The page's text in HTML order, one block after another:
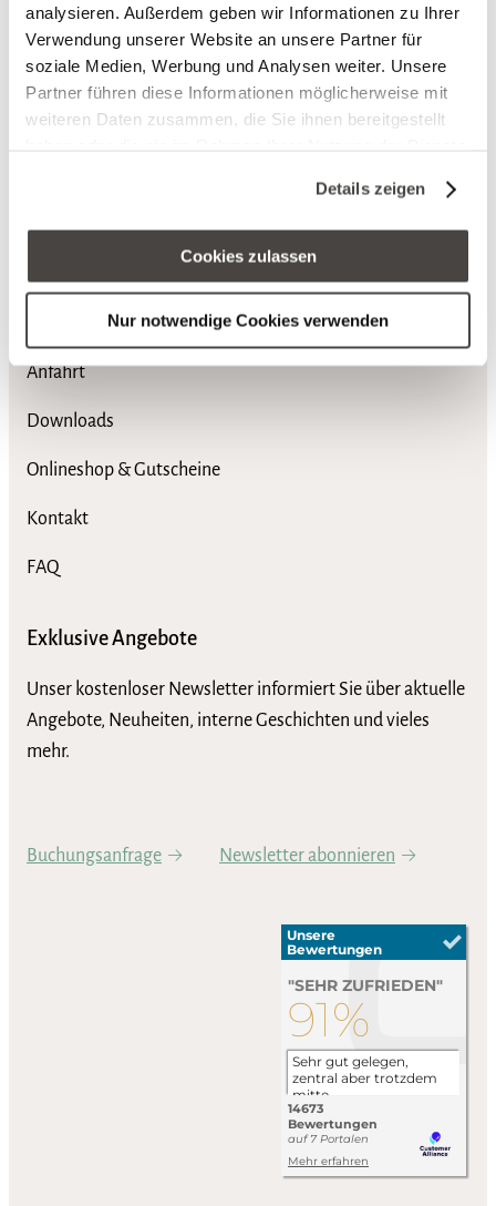
analysieren. Außerdem geben wir Informationen zu Ihrer
Verwendung unserer Website an unsere Partner für
soziale Medien, Werbung und Analysen weiter. Unsere
Partner führen diese Informationen möglicherweise mit
weiteren Daten zusammen, die Sie ihnen bereitgestellt
Cookies, wenn Sie unsere Webseite weiterhin nutzen.
Details zeigen
Cookies zulassen
Nur notwendige Cookies verwenden
+49(0) 2624 / 9430 ‑ 0
info@hotel-heinz.de
Service
Jobs & Karriere
Anfahrt
Downloads
Onlineshop & Gutscheine
Kontakt
FAQ
Exklusive Angebote
Unser kostenloser Newsletter informiert Sie über aktuelle
Angebote, Neuheiten, interne Geschichten und vieles
mehr.
Buchungsanfrage Newsletter abonnieren